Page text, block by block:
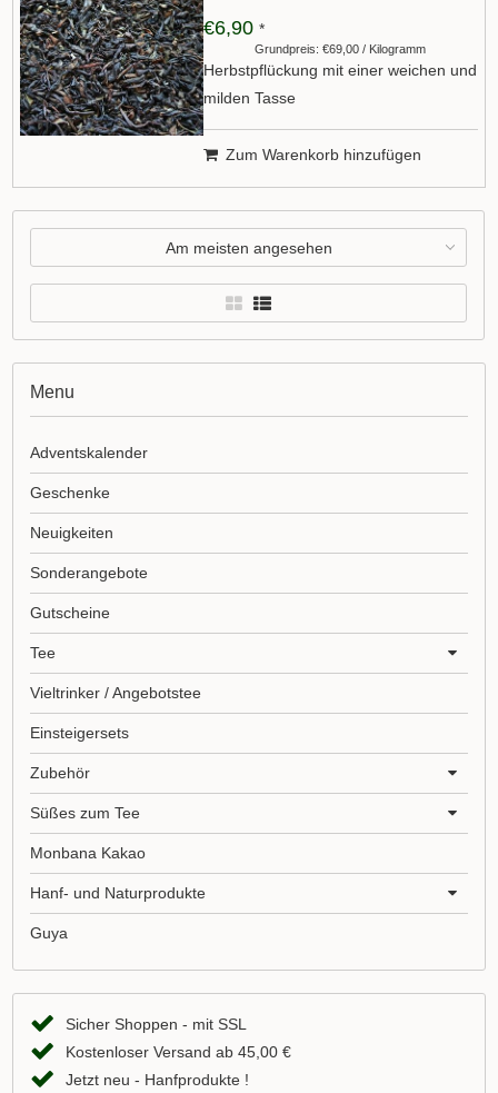
€6,90 *
Grundpreis: €69,00 / Kilogramm
Herbstpflückung mit einer weichen und
milden Tasse
Zum Warenkorb hinzufügen
Am meisten angesehen
Menu
Adventskalender
Geschenke
Neuigkeiten
Sonderangebote
Gutscheine
Tee
Vieltrinker / Angebotstee
Einsteigersets
Zubehör
Süßes zum Tee
Monbana Kakao
Hanf- und Naturprodukte
Guya
Sicher Shoppen - mit SSL
Kostenloser Versand ab 45,00 €
Jetzt neu - Hanfprodukte !